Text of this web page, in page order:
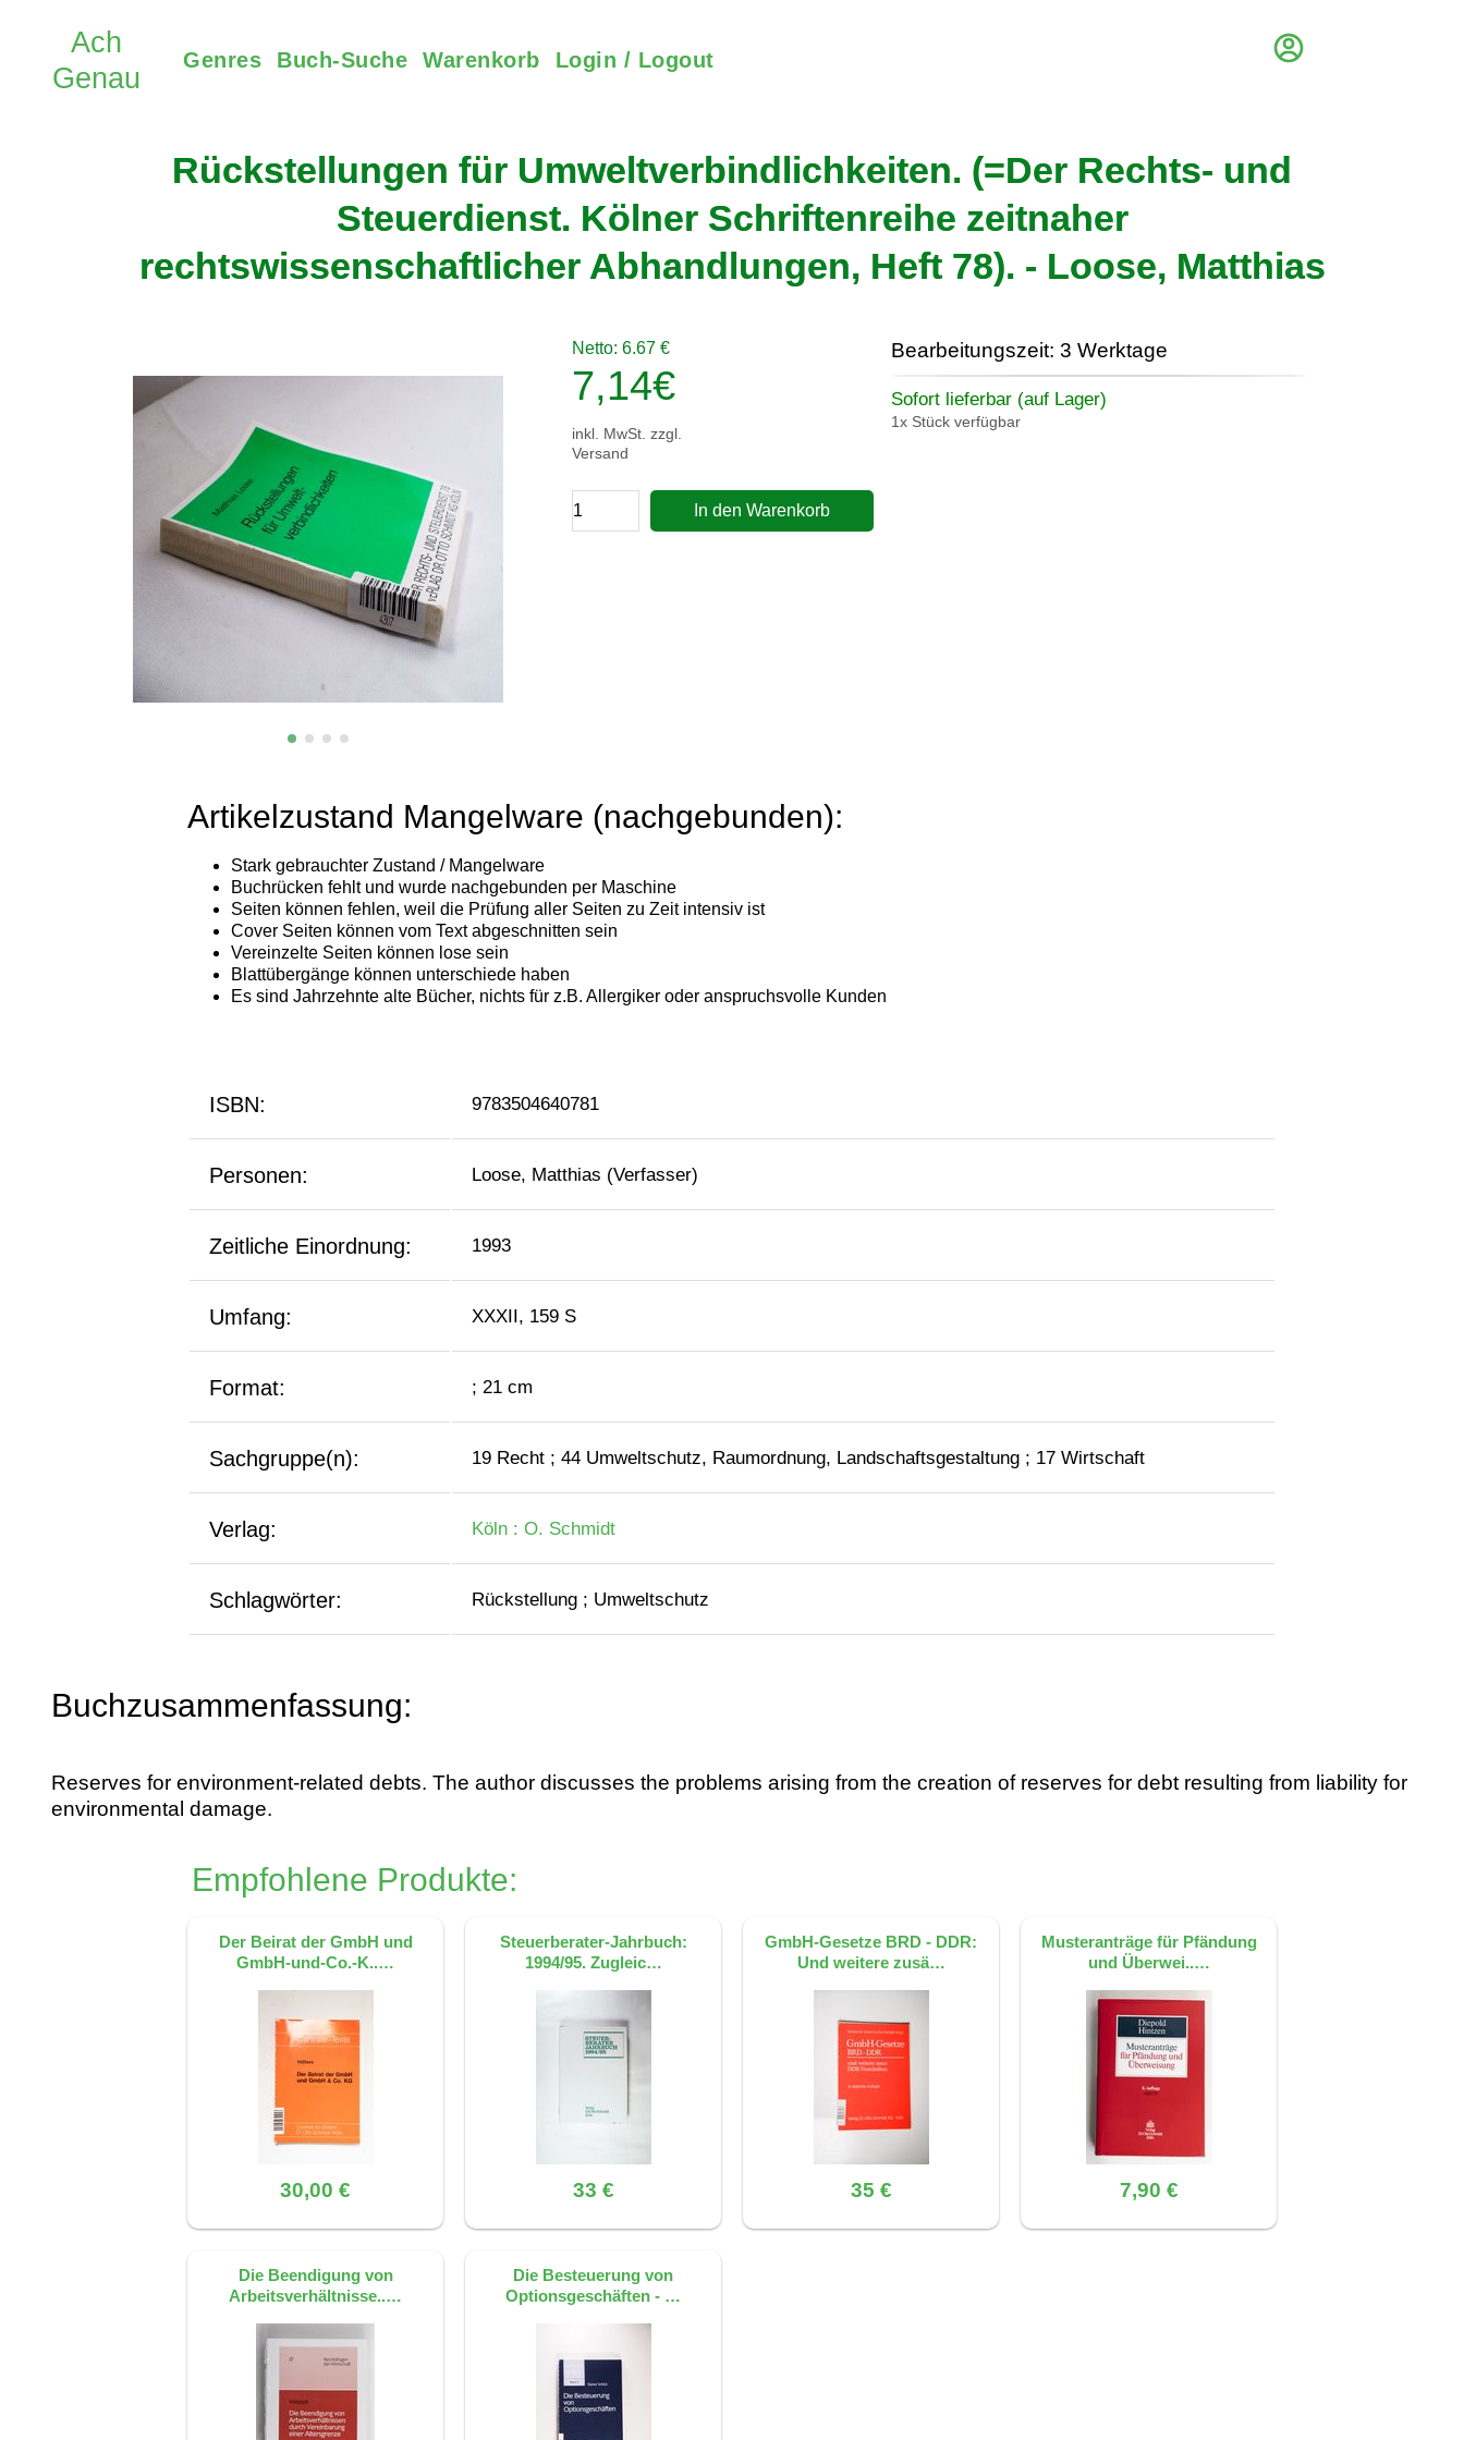
Genres Buch-Suche Warenkorb Login / Logout
Rückstellungen für Umweltverbindlichkeiten. (=Der Rechts- und
Steuerdienst. Kölner Schriftenreihe zeitnaher
rechtswissenschaftlicher Abhandlungen, Heft 78). - Loose, Matthias
Netto: 6.67 €
7,14€
inkl. MwSt. zzgl.
Versand
In den Warenkorb
Bearbeitungszeit: 3 Werktage
Sofort lieferbar (auf Lager)
1x Stück verfügbar
ISBN: 9783504640781
Personen: Loose, Matthias (Verfasser)
Zeitliche Einordnung: 1993
Umfang: XXXII, 159 S
Format: ; 21 cm
Sachgruppe(n): 19 Recht ; 44 Umweltschutz, Raumordnung, Landschaftsgestaltung ; 17 Wirtschaft
Verlag: Köln : O. Schmidt
Schlagwörter: Rückstellung ; Umweltschutz
Buchzusammenfassung:
Reserves for environment-related debts. The author discusses the problems arising from the creation of reserves for debt resulting from liability for
environmental damage.
Empfohlene Produkte:
Der Beirat der GmbH und
GmbH-und-Co.-K..…
30,00 €
Steuerberater-Jahrbuch:
1994/95. Zugleic…
33 €
GmbH-Gesetze BRD - DDR:
Und weitere zusä…
35 €
Musteranträge für Pfändung
und Überwei..…
7,90 €
Die Beendigung von
Arbeitsverhältnisse..…
Die Besteuerung von
Optionsgeschäften - …